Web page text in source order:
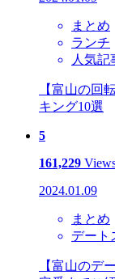
まとめ
ランチ
人気記
【富山の回
キング10選
5
161,229
2024.01.09
まとめ
デート
【富山のデ